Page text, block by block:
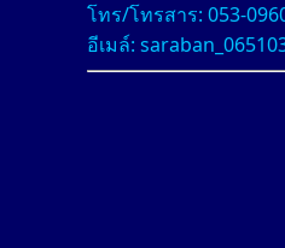
โทร/โทรสาร: 053-
อีเมล์: